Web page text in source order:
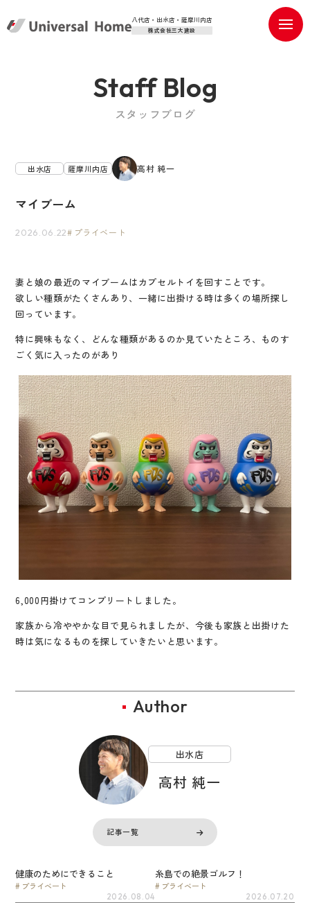
八代店・出水店・薩摩川内店
株式会社三大建設
Staff Blog
スタッフブログ
出水店 薩摩川内店 高村 純一
マイブーム
2026.06.22 プライベート
妻と娘の最近のマイブームはカプセルトイを回すことです。
欲しい種類がたくさんあり、一緒に出掛ける時は多くの場所探し
回っています。
特に興味もなく、どんな種類があるのか見ていたところ、ものす
ごく気に入ったのがあり
6,000円掛けてコンプリートしました。
家族から冷ややかな目で見られましたが、今後も家族と出掛けた
時は気になるものを探していきたいと思います。
Author
出水店
高村 純一
記事一覧
健康のためにできること
プライベート
2026.08.04
糸島での絶景ゴルフ！
プライベート
2026.07.20